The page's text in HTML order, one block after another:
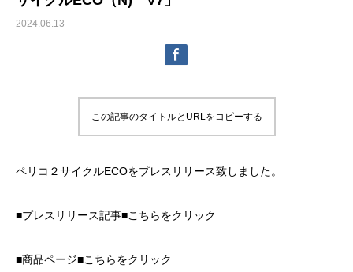
2024.06.13
この記事のタイトルとURLをコピーする
ペリコ２サイクルECOをプレスリリース致しました。
■プレスリリース記事■こちらをクリック
■商品ページ■こちらをクリック